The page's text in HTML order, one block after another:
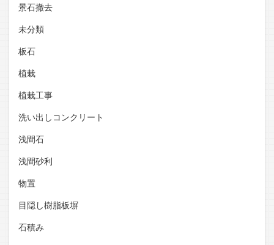
景石撤去
未分類
板石
植栽
植栽工事
洗い出しコンクリート
浅間石
浅間砂利
物置
目隠し樹脂板塀
石積み